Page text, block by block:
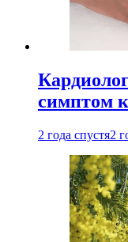
симптом
2 года спустя2